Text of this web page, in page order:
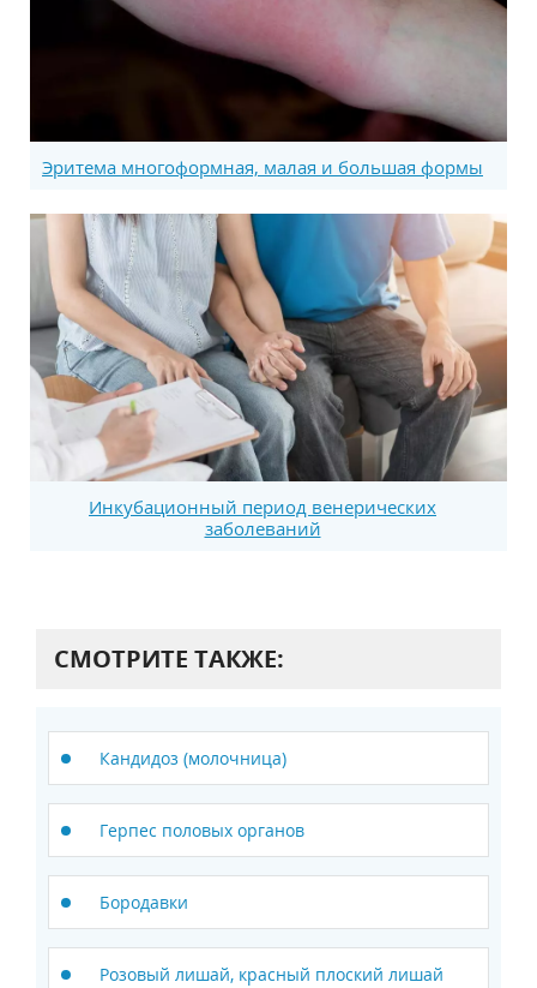
Эритема многоформная, малая и большая формы
Инкубационный период венерических
заболеваний
СМОТРИТЕ ТАКЖЕ:
Кандидоз (молочница)
Герпес половых органов
Бородавки
Розовый лишай, красный плоский лишай